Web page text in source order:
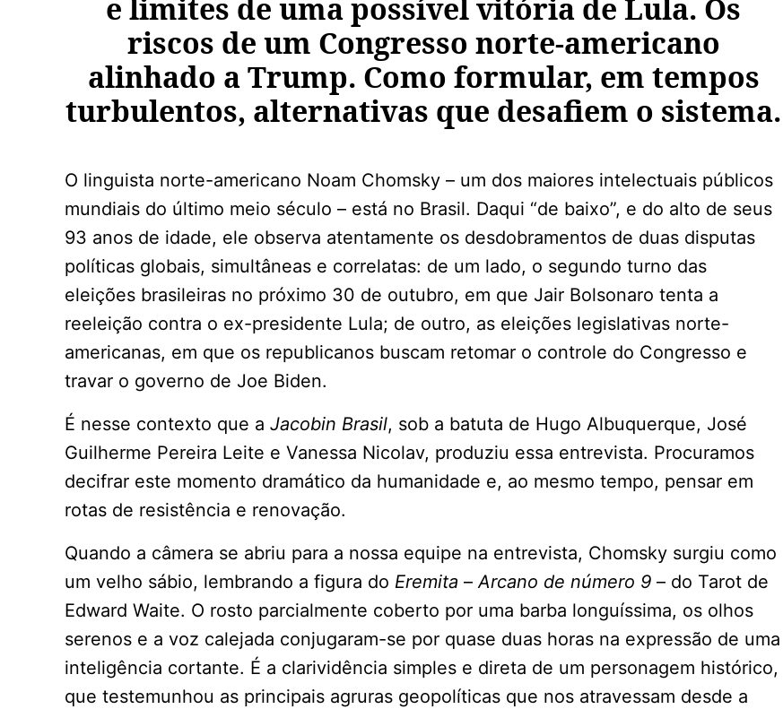
e limites de uma possível vitória de Lula. Os
riscos de um Congresso norte-americano
alinhado a Trump. Como formular, em tempos
turbulentos, alternativas que desafiem o sistema.
O linguista norte-americano Noam Chomsky – um dos maiores intelectuais públicos
mundiais do último meio século – está no Brasil. Daqui “de baixo”, e do alto de seus
93 anos de idade, ele observa atentamente os desdobramentos de duas disputas
políticas globais, simultâneas e correlatas: de um lado, o segundo turno das
eleições brasileiras no próximo 30 de outubro, em que Jair Bolsonaro tenta a
reeleição contra o ex-presidente Lula; de outro, as eleições legislativas norte-
americanas, em que os republicanos buscam retomar o controle do Congresso e
travar o governo de Joe Biden.
É nesse contexto que a Jacobin Brasil, sob a batuta de Hugo Albuquerque, José
Guilherme Pereira Leite e Vanessa Nicolav, produziu essa entrevista. Procuramos
decifrar este momento dramático da humanidade e, ao mesmo tempo, pensar em
rotas de resistência e renovação.
Quando a câmera se abriu para a nossa equipe na entrevista, Chomsky surgiu como
um velho sábio, lembrando a figura do Eremita –Arcano de número 9 – do Tarot de
Edward Waite. O rosto parcialmente coberto por uma barba longuíssima, os olhos
serenos e a voz calejada conjugaram-se por quase duas horas na expressão de uma
inteligência cortante. É a clarividência simples e direta de um personagem histórico,
que testemunhou as principais agruras geopolíticas que nos atravessam desde a